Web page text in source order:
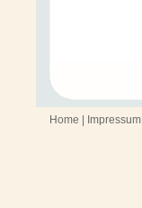
Home | Impressum